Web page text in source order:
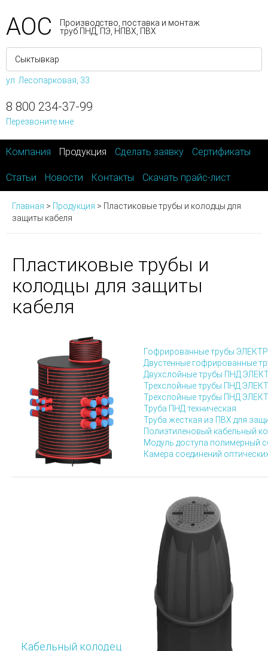
АОС
Производство, поставка и монтаж
труб ПНД, ПЭ, НПВХ, ПВХ
ул. Лесопарковая, 33
8 800 234-37-99
Перезвоните мне
Компания Продукция Сделать заявку Сертификаты
Статьи Новости Контакты Скачать прайс-лист
Главная > Продукция > Пластиковые трубы и колодцы для
защиты кабеля
Пластиковые трубы и
колодцы для защиты
кабеля
Гофрированные трубы
Двустенные гофрированные
Двухслойные трубы ПНД
Трехслойные трубы ПНД
Трехслойные трубы ПНД
Труба ПНД техническая
Труба жесткая из ПВХ для
Полиэтиленовый кабельный
Модуль доступа полимерный
Камера соединений
Кабельный колодец